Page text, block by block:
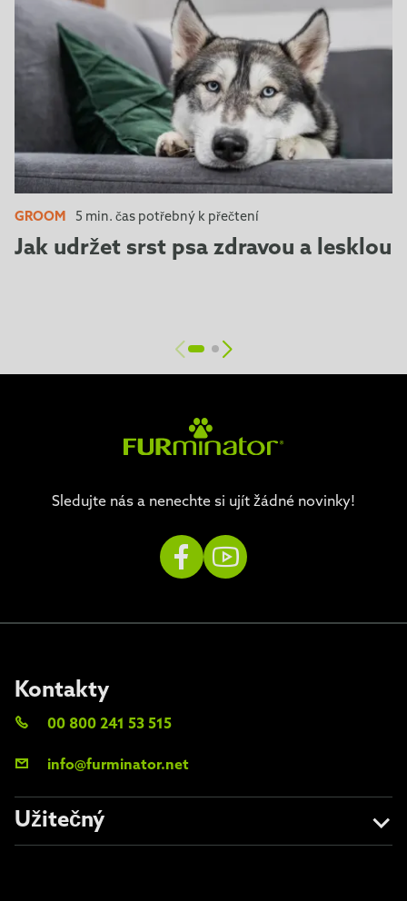
GROOM 5 min. čas potřebný k přečtení
Jak udržet srst psa zdravou a lesklou
Sledujte nás a nenechte si ujít žádné novinky!
Užitečný
Kontakty
00 800 241 53 515
info@furminator.net